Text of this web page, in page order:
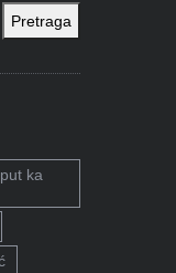
Pretraga
ka